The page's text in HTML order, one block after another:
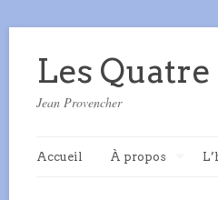
Les Quatre
Jean Provencher
Accueil À propos